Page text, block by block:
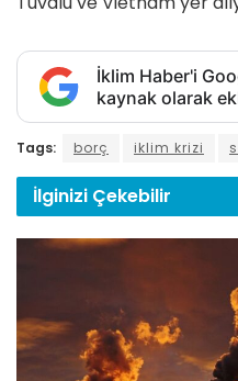
İklim Haber'i
kaynak olarak
Tags: borç iklim krizi
İlginizi Çekebilir